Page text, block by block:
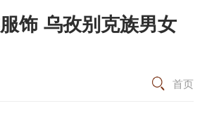
饰 乌孜别克族男女
首页